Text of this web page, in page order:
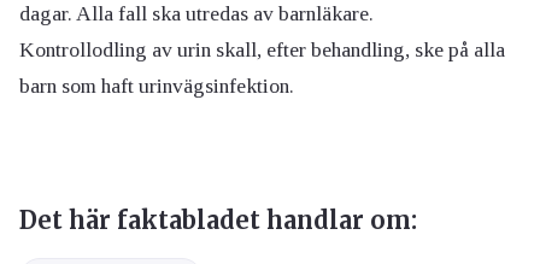
dagar. Alla fall ska utredas av barnläkare.
Kontrollodling av urin skall, efter behandling, ske på alla
barn som haft urinvägsinfektion.
Det här faktabladet handlar om: